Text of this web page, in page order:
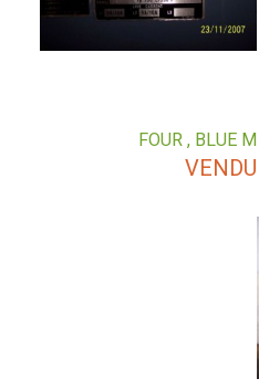
FOUR , BLUE M
VENDU